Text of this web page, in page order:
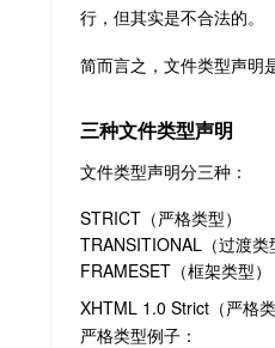
行，但其实是不合法的。
简而言之，文件类型声明
三种文件类型声明
文件类型声明分三种：
STRICT（严格类型）
TRANSITIONAL（过渡类
FRAMESET（框架类型）
XHTML 1.0 Strict（严格
严格类型例子：